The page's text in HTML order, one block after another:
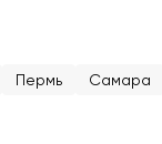
Пермь Самара